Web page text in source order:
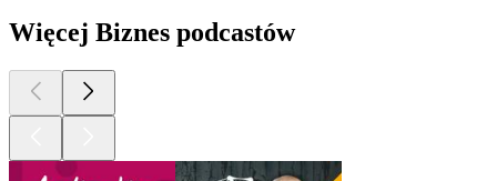
Więcej Biznes podcastów